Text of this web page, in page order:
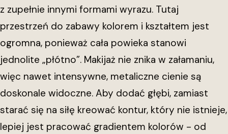
z zupełnie innymi formami wyrazu. Tutaj
przestrzeń do zabawy kolorem i kształtem jest
ogromna, ponieważ cała powieka stanowi
jednolite „płótno”. Makijaż nie znika w załamaniu,
więc nawet intensywne, metaliczne cienie są
doskonale widoczne. Aby dodać głębi, zamiast
starać się na siłę kreować kontur, który nie istnieje,
lepiej jest pracować gradientem kolorów - od